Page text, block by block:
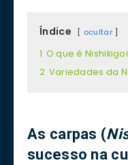
Índice ocultar
1 O que é
2 Variedades da
As carpas (
sucesso na